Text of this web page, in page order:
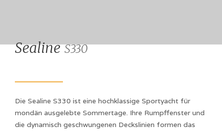
Sealine S330
Die Sealine S330 ist eine hochklassige Sportyacht für
mondän ausgelebte Sommertage. Ihre Rumpffenster und
die dynamisch geschwungenen Deckslinien formen das